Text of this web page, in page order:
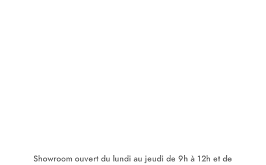
Showroom ouvert du lundi au jeudi de 9h à 12h et de